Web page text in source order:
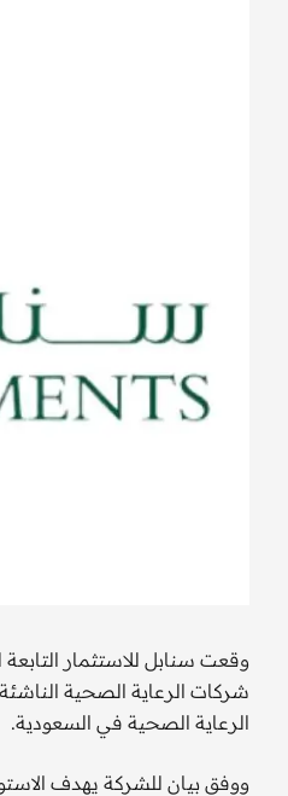
الرعاية الصحية في السعودية.
ووفق بيان للشركة يهدف